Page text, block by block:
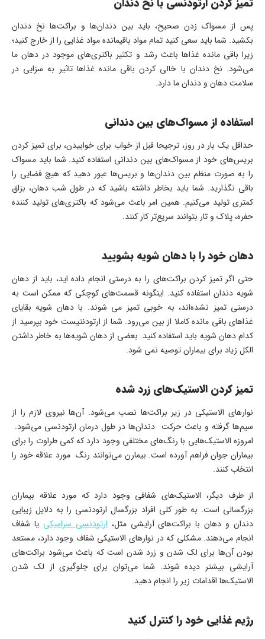
پس از مسواک زدن صحیح، باید بین دندان‌ها و براکت‌ها نخ دندان
بکشید. شما باید سعی کنید تمام مواد باقیمانده مواد غذایی را از خارج کنید؛
زیرا باقی مانده غذاها باعث رشد و تکثیر باکتری‌های موجود در دهان ما
می‌شود. نخ دندان با خالی کردن باقی مانده غذاها تاثیر به سزایی در
سلامت دهان و دندان ما دارد.
استفاده از مسواک‌های بین دندانی
حداقل یک بار در روز، ترجیحا قبل از خواب برای خوابیدن، برای تمیز کردن
بریس‌های خود از مسواک‌های بین دندانی استفاده کنید. شما باید مسواک
را به صورت منظم بین دندان‌ها و بریس‌ها عبور دهید که هیچ فضایی را
باقی نگذارید. شما باید بخاطر داشته باشید که در طول شب دهان، بزاق
کمتری تولید می‌کنیم. همین امر باعث می‌شود که باکتری‌های تولید کننده
حفره، پلاک و تار بتوانند سریع‌تر کار کنند.
دهان خود را با دهان شویه بشویید
حتی اگر تمیز کردن براکت‌های را به درستی انجام داده اید، باید از دهان
شویه دندان استفاده کنید. اینگونه قسمت‌های کوچکی که ممکن است به
درستی تمیز نشده‌‌اند، به خوبی تمیز می شوند. با دهان شویه بقایای
غذاهای باقی مانده کاملا از بین می‌رود. شما از ارتودنتیست خود بپرسید از
کدام دهان شویه باید استفاده کنید. بعضی از دهان شویه‌ها به خاطر داشتن
الکل زیاد برای بیماران توصیه نمی شود.
تمیز کردن الاستیک‌های زرد شده
نوارهای الاستیکی در زیر براکت‌ها نصب می‌شود. آن‌ها نیروی لازم را از
سیم‌ها گرفته و باعث حرکت دندان‌ها در طول درمان ارتودنسی می‌شود.
امروزه الاستیک‌هایی با رنگ‌های مختلفی وجود دارد که کمی طراوت را برای
بیماران جوان فراهم آورده است. بیمارن می‌توانند رنگ مورد علاقه خود را
انتخاب کنند.
از طرف دیگر، الاستیک‌های شفافی وجود دارد که مورد علاقه بیماران
بزرگسالی است. به طور کلی افراد بزرگسال ارتودنسی را به دلایل زیبایی
دندان و دهان با براکت‌های آرایشی مثل،ارتودنسی سرامیکی یا شفاف
انجام می‌دهند. مشکلی که در نوارهای الاستیکی شفاف وجود دارد، مستعد
بودن آن‌ها برای لک شدن و زرد شدن است که باعث می‌شود براکت‌های
آرایشی بیشتر دیده شوند. شما می‌توان برای جلوگیری از لک شدن
الاستیک‌ها اقدامات زیر را انجام دهید.
رژیم غذایی خود را کنترل کنید